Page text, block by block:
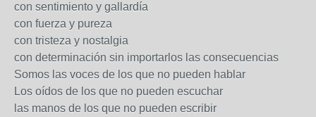
con sentimiento y gallardía
con fuerza y pureza
con tristeza y nostalgia
con determinación sin importarlos las consecuencias
Somos las voces de los que no pueden hablar
Los oídos de los que no pueden escuchar
las manos de los que no pueden escribir